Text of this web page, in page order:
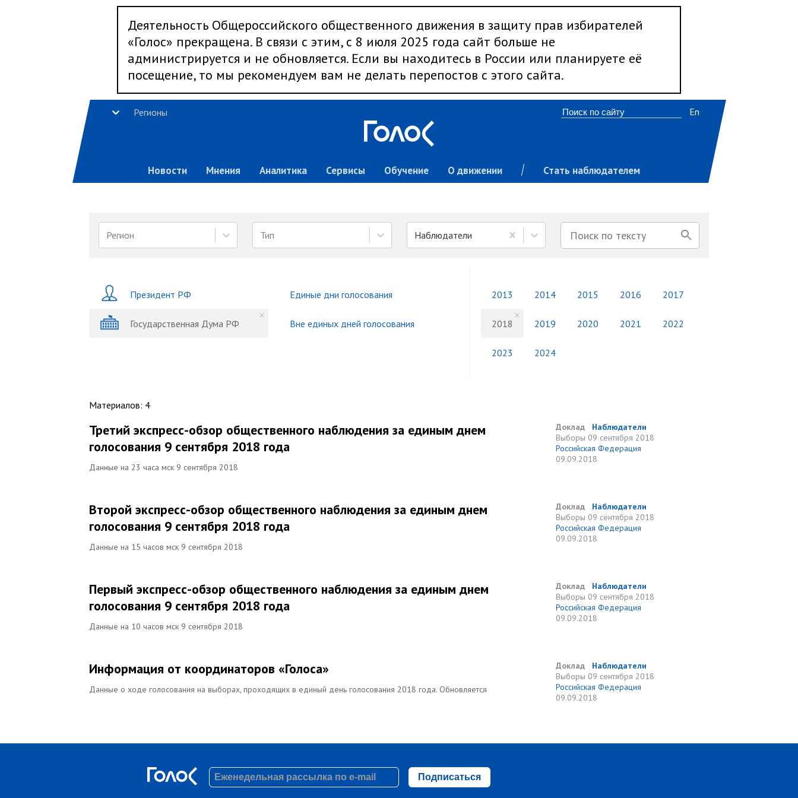
Деятельность Общероссийского общественного движения в защиту прав избирателей
«Голос» прекращена. В связи с этим, с 8 июля 2025 года сайт больше не
администрируется и не обновляется. Если вы находитесь в России или планируете её
посещение, то мы рекомендуем вам не делать перепостов с этого сайта.
Регионы
Новости Мнения Аналитика Сервисы Обучение О движении Стать наблюдателем
En
Регион Тип Наблюдатели
Президент РФ
Государственная Дума РФ
Единые дни голосования
Вне единых дней голосования
2013 2014 2015 2016 2017
2018 2019 2020 2021 2022
2023 2024
Материалов: 4
Третий экспресс-обзор общественного наблюдения за единым днем
голосования 9 сентября 2018 года
Данные на 23 часа мск 9 сентября 2018
Доклад
Наблюдатели
Выборы 09 сентября 2018
Российская Федерация
09.09.2018
Второй экспресс-обзор общественного наблюдения за единым днем
голосования 9 сентября 2018 года
Данные на 15 часов мск 9 сентября 2018
Доклад
Наблюдатели
Выборы 09 сентября 2018
Российская Федерация
09.09.2018
Первый экспресс-обзор общественного наблюдения за единым днем
голосования 9 сентября 2018 года
Данные на 10 часов мск 9 сентября 2018
Доклад
Наблюдатели
Выборы 09 сентября 2018
Российская Федерация
09.09.2018
Информация от координаторов «Голоса»
Данные о ходе голосования на выборах, проходящих в единый день голосования 2018 года. Обновляется
Доклад
Наблюдатели
Выборы 09 сентября 2018
Российская Федерация
09.09.2018
Подписаться